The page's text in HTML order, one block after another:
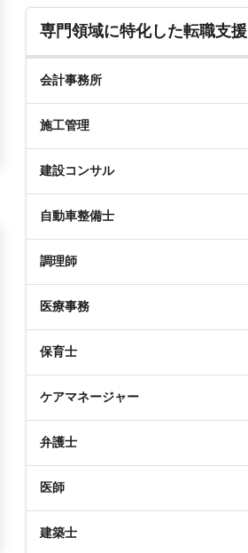
専門領域に特化した転職支援
会計事務所
施工管理
建設コンサル
自動車整備士
調理師
医療事務
保育士
ケアマネージャー
弁護士
医師
建築士